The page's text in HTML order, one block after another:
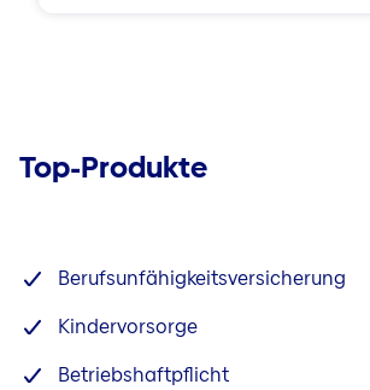
Top-Produkte
Berufsunfähigkeitsversicherung
Kindervorsorge
Betriebshaftpflicht